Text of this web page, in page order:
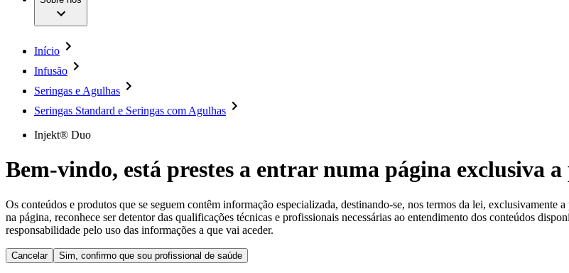
Neurocirurgia
Nutrição Clínica
Oncologia
Terapia da Dor
Terapias de Infusão
Tratamento de Feridas
Tratamento de Sangue Extracorporal
Soluções
Patologias e Cuidados
Serviços
A nossa cultura
Media
Comunicados de Imprensa
Formulário de Contacto
Localizações
Responsabilidade
Media
Início
Infusão
Seringas e Agulhas
Seringas Standard e Seringas com Agulhas
Injekt® Duo
Bem-vindo, está prestes a entrar numa página exclusiva a
Os conteúdos e produtos que se seguem contêm informação especializada, destinando-se, nos termos da lei,
na página, reconhece ser detentor das qualificações técnicas e profissionais necessárias ao entendimento dos conteúdos
responsabilidade pelo uso das informações a que vai aceder.
Cancelar Sim, confirmo que sou profissional de saúde